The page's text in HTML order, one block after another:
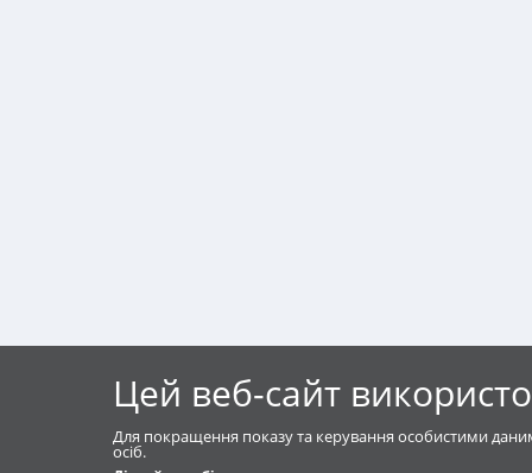
Цей веб-сайт
Для покращення показу та керування особистими
осіб.